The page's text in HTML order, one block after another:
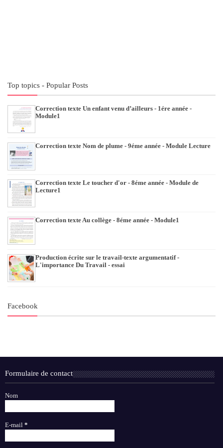
Top topics - Popular Posts
Correction texte Un enfant venu d’ailleurs - 1ére année -
Module1
Correction texte Nom de plume - 9éme année - Module Lecture
Correction texte Le toucher d'or - 8éme année - Module de
Lecture1
Correction texte Au collège - 8éme année - Module1
Production écrite sur le travail-texte argumentatif -
L'importance Du Travail - essai
Facebook
Formulaire de contact
Nom
E-mail *